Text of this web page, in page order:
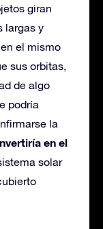
giran
largas y
el mismo
sus orbitas,
de algo
podría
la
en el
solar